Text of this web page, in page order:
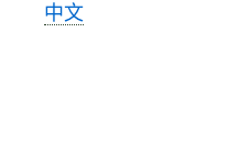
中文